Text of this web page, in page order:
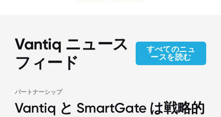
Vantiq ニュース
フィード
すべてのニュ
ースを読む
パートナーシップ
Vantiq と SmartGate は戦略的